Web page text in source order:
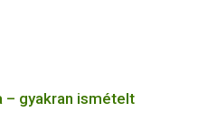
– gyakran ismételt